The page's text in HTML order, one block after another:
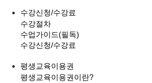
수강신청/수강료
수강절차
수업가이드(필독)
수강신청/수강료
평생교육이용권
평생교육이용권이란?